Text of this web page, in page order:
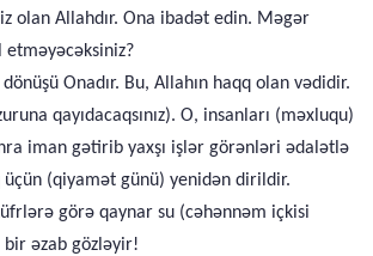
olan Allahdır. Ona ibadət edin. Məgər
etməyəcəksiniz?
dönüşü Onadır. Bu, Allahın haqq olan vədidir.
qayıdacaqsınız). O, insanları (məxluqu)
iman gətirib yaxşı işlər görənləri ədalətlə
üçün (qiyamət günü) yenidən dirildir.
görə qaynar su (cəhənnəm içkisi
əzab gözləyir!